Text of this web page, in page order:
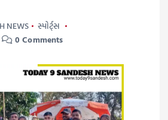
NEWS
સ્પોર્ટ્સ
0 Comments